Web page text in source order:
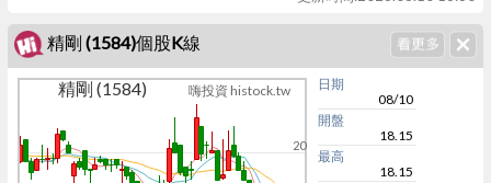
精剛 (1584)個股K線
精剛 (1584) 嗨投資 histock.tw
20
日期
08/10
開盤
18.15
最高
18.15